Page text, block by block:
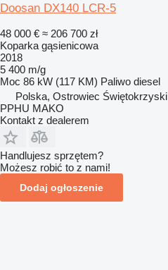
Doosan DX140 LCR-5
48 000 € ≈ 206 700 zł
Koparka gąsienicowa
2018
5 400 m/g
Moc 86 kW (117 KM) Paliwo diesel
Polska, Ostrowiec Świętokrzyski
PPHU MAKO
Kontakt z dealerem
Handlujesz sprzętem?
Możesz robić to z nami!
Dodaj ogłoszenie